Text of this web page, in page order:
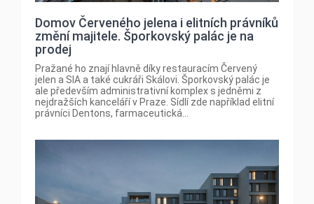
Domov Červeného jelena i elitních právníků
změní majitele. Šporkovský palác je na
prodej
Pražané ho znají hlavně díky restauracím Červený
jelen a SIA a také cukráři Skálovi. Šporkovský palác je
ale především administrativní komplex s jedněmi z
nejdražších kanceláří v Praze. Sídlí zde například elitní
právníci Dentons, farmaceutická...